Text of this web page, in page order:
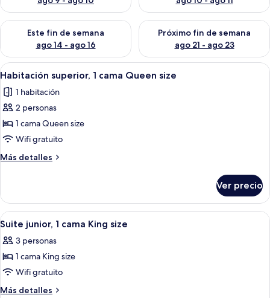
o
Este fin de semana
ago 14 - ago 16
Consulta la disponibilidad para este fin de semana ago 14 -
Próximo fin de semana
ago 21 - ago 23
Consulta la disponibilidad
Abrir
todas
las
fotos
de
Habitación
superior,
1
Queen
size
Una habitación de hotel moderna
14
Habitación superior, 1 cama Queen size
1 habitación
2 personas
1 cama Queen size
Wifi gratuito
Más detalles
Más
superior,
cama
Queen
size
Ver precio
Abrir
todas
las
fotos
de
Suite
Una habitación de hotel moderna
9
Suite junior, 1 cama King size
3 personas
1 cama King size
Wifi gratuito
Más detalles
Más